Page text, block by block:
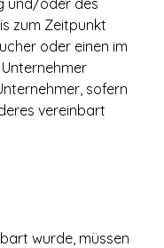
und/oder des
zum Zeitpunkt
oder einen im
sofern
vereinbart
wurde, müssen